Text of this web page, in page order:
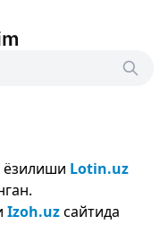
ёзилиши Lotin.uz
Izoh.uzсайтида